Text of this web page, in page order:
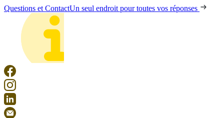
Questions et ContactUn seul endroit pour toutes vos réponses